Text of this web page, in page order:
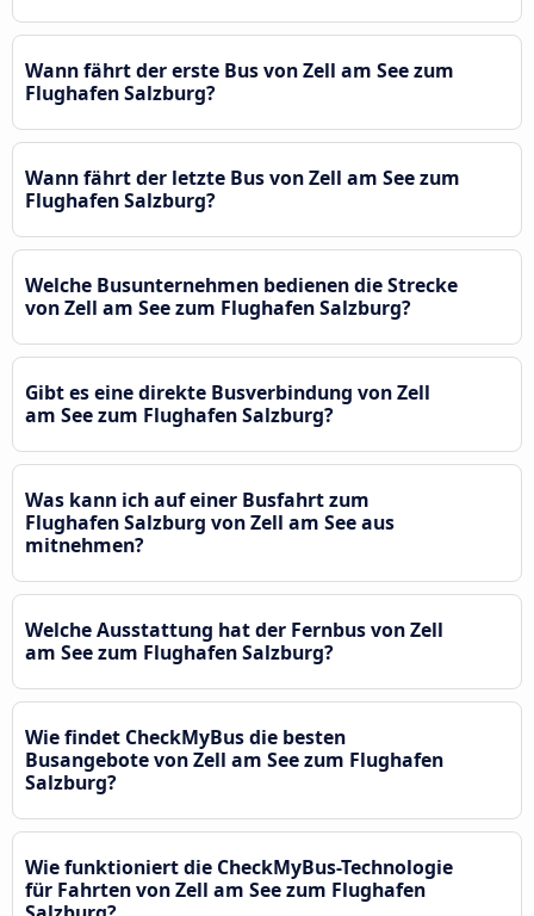
Wann fährt der erste Bus von Zell am See zum
Flughafen Salzburg?
Wann fährt der letzte Bus von Zell am See zum
Flughafen Salzburg?
Welche Busunternehmen bedienen die Strecke
von Zell am See zum Flughafen Salzburg?
Gibt es eine direkte Busverbindung von Zell
am See zum Flughafen Salzburg?
Was kann ich auf einer Busfahrt zum
Flughafen Salzburg von Zell am See aus
mitnehmen?
Welche Ausstattung hat der Fernbus von Zell
am See zum Flughafen Salzburg?
Wie findet CheckMyBus die besten
Busangebote von Zell am See zum Flughafen
Salzburg?
Wie funktioniert die CheckMyBus-Technologie
für Fahrten von Zell am See zum Flughafen